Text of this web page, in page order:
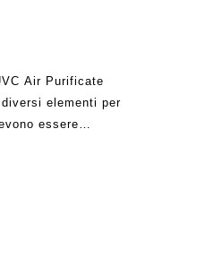
Air Purificate
elementi per
essere